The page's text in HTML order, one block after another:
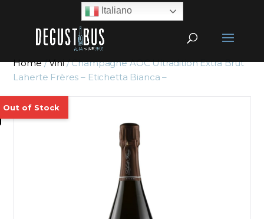
Home/Vini/ Champagne AOC Ultradition Extra Brut
Laherte Frères – Etichetta Bianca –
Italiano